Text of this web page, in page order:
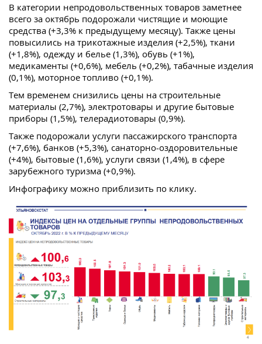
В категории непродовольственных товаров заметнее
всего за октябрь подорожали чистящие и моющие
средства (+3,3% к предыдущему месяцу). Также цены
повысились на трикотажные изделия (+2,5%), ткани
(+1,8%), одежду и белье (1,3%), обувь (+1%),
медикаменты (+0,6%), мебель (+0,2%), табачные изделия
(0,1%), моторное топливо (+0,1%).
Тем временем снизились цены на строительные
материалы (2,7%), электротовары и другие бытовые
приборы (1,5%), телерадиотовары (0,9%).
Также подорожали услуги пассажирского транспорта
(+7,6%), банков (+5,3%), санаторно-оздоровительные
(+4%), бытовые (1,6%), услуги связи (1,4%), в сфере
зарубежного туризма (+0,9%).
Инфографику можно приблизить по клику.